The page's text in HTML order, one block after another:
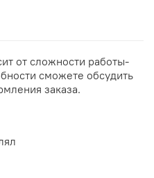
от сложности работы-
сможете обсудить
заказа.